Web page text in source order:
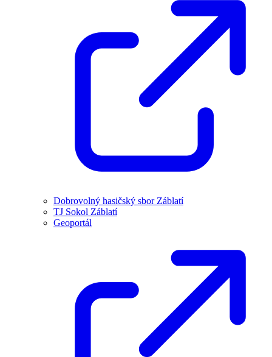
Dobrovolný hasičský sbor Záblatí
TJ Sokol Záblatí
Geoportál